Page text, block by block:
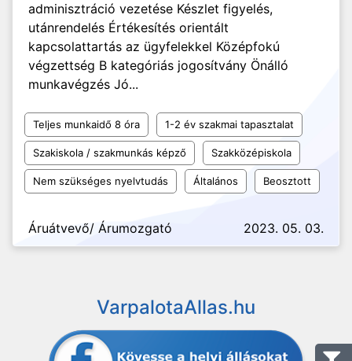
adminisztráció vezetése Készlet figyelés,
utánrendelés Értékesítés orientált
kapcsolattartás az ügyfelekkel Középfokú
végzettség B kategóriás jogosítvány Önálló
munkavégzés Jó...
Teljes munkaidő 8 óra 1-2 év szakmai tapasztalat
Szakiskola / szakmunkás képző Szakközépiskola
Nem szükséges nyelvtudás Általános Beosztott
Áruátvevő/ Árumozgató 2023. 05. 03.
VarpalotaAllas.hu